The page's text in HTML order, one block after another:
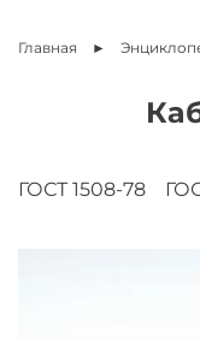
Главная
ГОСТ 1508-78